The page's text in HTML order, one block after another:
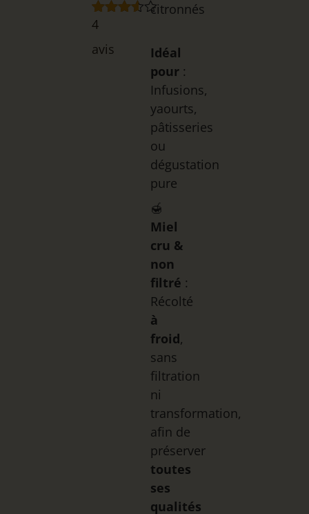
Noté
sur 5
4
4
avis
citronnés
Idéal
pour :
Infusions,
yaourts,
pâtisseries
ou
dégustation
pure
🍯
Miel
cru &
non
filtré :
Récolté
à
froid,
sans
filtration
ni
transformation,
afin de
préserver
toutes
ses
qualités